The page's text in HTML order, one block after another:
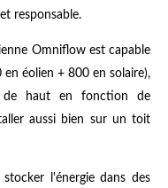
responsable.
Omniflow est capable
éolien + 800 en solaire),
haut en fonction de
aussi bien sur un toit
l'énergie dans des